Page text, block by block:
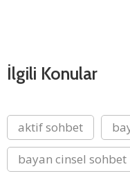
İlgili Konular
aktif sohbet
bayan cinsel sohbet